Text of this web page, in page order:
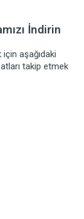
İndirin
aşağıdaki
takip etmek